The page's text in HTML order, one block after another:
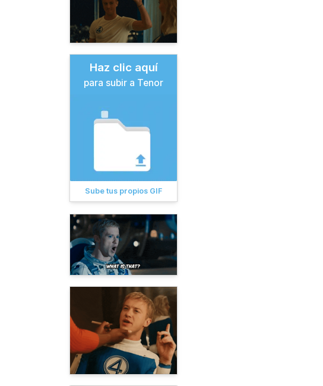
Haz clic aquí
para subir a Tenor
Sube tus propios GIF